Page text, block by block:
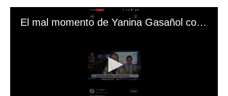
El mal momento de Yanina Gasañol con un hincha argentino en "Subrayado"